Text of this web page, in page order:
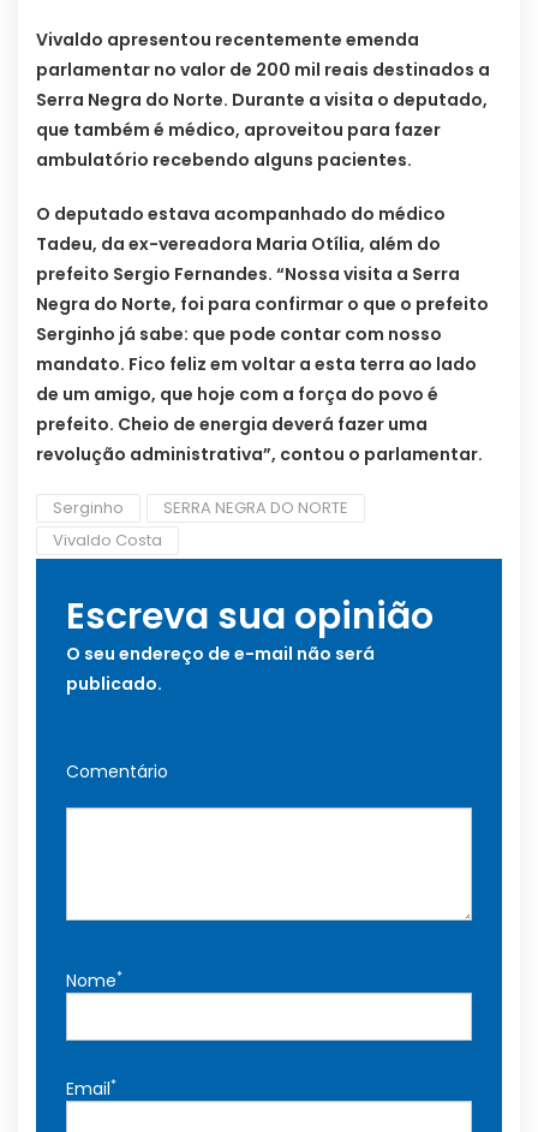
Vivaldo apresentou recentemente emenda
parlamentar no valor de 200 mil reais destinados a
Serra Negra do Norte. Durante a visita o deputado,
que também é médico, aproveitou para fazer
ambulatório recebendo alguns pacientes.
O deputado estava acompanhado do médico
Tadeu, da ex-vereadora Maria Otília, além do
prefeito Sergio Fernandes. “Nossa visita a Serra
Negra do Norte, foi para confirmar o que o prefeito
Serginho já sabe: que pode contar com nosso
mandato. Fico feliz em voltar a esta terra ao lado
de um amigo, que hoje com a força do povo é
prefeito. Cheio de energia deverá fazer uma
revolução administrativa”, contou o parlamentar.
Serginho
SERRA NEGRA DO NORTE
Vivaldo Costa
Escreva sua opinião
O seu endereço de e-mail não será
publicado.
Comentário
Nome*
Email*